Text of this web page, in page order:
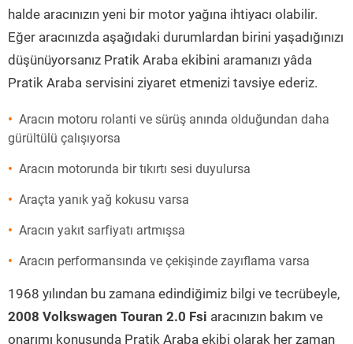
halde aracınızın yeni bir motor yağına ihtiyacı olabilir.
Eğer aracınızda aşağıdaki durumlardan birini yaşadığınızı
düşünüyorsanız Pratik Araba ekibini aramanızı yâda
Pratik Araba servisini ziyaret etmenizi tavsiye ederiz.
Aracın motoru rolanti ve sürüş anında olduğundan daha
gürültülü çalışıyorsa
Aracın motorunda bir tıkırtı sesi duyulursa
Araçta yanık yağ kokusu varsa
Aracın yakıt sarfiyatı artmışsa
Aracın performansında ve çekişinde zayıflama varsa
1968 yılından bu zamana edindiğimiz bilgi ve tecrübeyle,
2008 Volkswagen Touran 2.0 Fsi aracınızın bakım ve
onarımı konusunda Pratik Araba ekibi olarak her zaman